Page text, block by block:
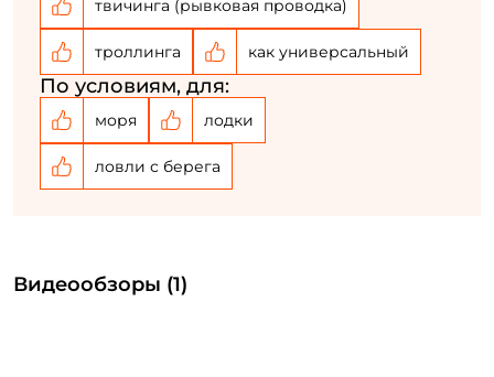
твичинга (рывковая проводка)
троллинга как универсальный
По условиям, для:
моря лодки
ловли с берега
Видеообзоры (1)